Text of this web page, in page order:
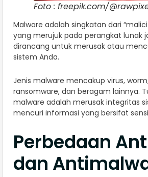
Foto : freepik.com/
Malware adalah singkatan dari
yang merujuk pada perangkat lunak
dirancang untuk merusak atau
sistem Anda.
Jenis malware mencakup virus,
ransomware, dan beragam lainnya.
malware adalah merusak integritas
mencuri informasi yang bersifat
Perbedaan
dan